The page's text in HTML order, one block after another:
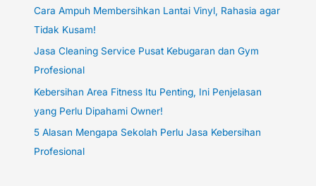
Cara Ampuh Membersihkan Lantai Vinyl, Rahasia agar
Tidak Kusam!
Jasa Cleaning Service Pusat Kebugaran dan Gym
Profesional
Kebersihan Area Fitness Itu Penting, Ini Penjelasan
yang Perlu Dipahami Owner!
5 Alasan Mengapa Sekolah Perlu Jasa Kebersihan
Profesional